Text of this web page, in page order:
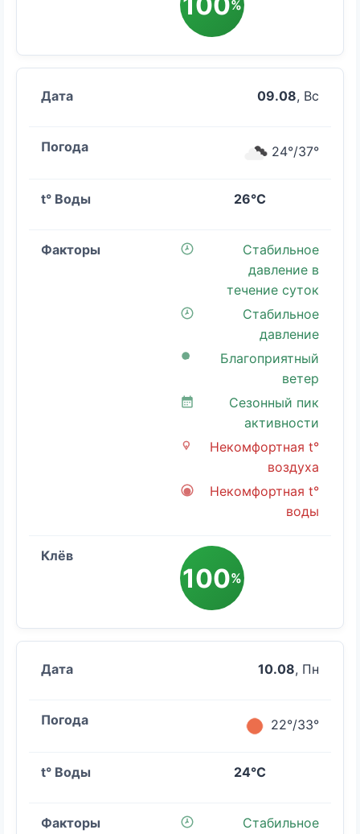
%
09.08, Вс
24°/37°
26°C
Стабильное
давление в
течение суток
Стабильное
давление
Благоприятный
ветер
Сезонный пик
активности
Некомфортная t°
воздуха
Некомфортная t°
воды
100%
10.08, Пн
22°/33°
24°C
Стабильное